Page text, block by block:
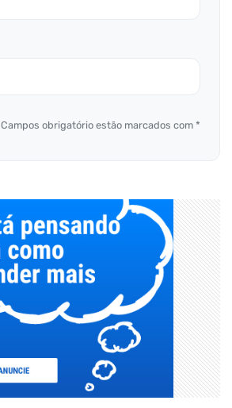
Campos obrigatório estão marcados com *